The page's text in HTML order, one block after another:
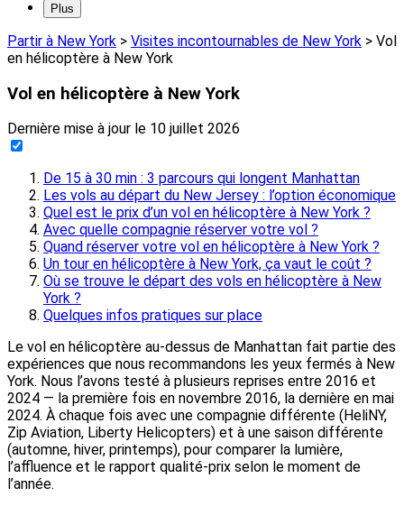
Plus
Partir à New York > Visites incontournables de New York > Vol
en hélicoptère à New York
Vol en hélicoptère à New York
Dernière mise à jour le 10 juillet 2026
De 15 à 30 min : 3 parcours qui longent Manhattan
Les vols au départ du New Jersey : l’option économique
Quel est le prix d’un vol en hélicoptère à New York ?
Avec quelle compagnie réserver votre vol ?
Quand réserver votre vol en hélicoptère à New York ?
Un tour en hélicoptère à New York, ça vaut le coût ?
Où se trouve le départ des vols en hélicoptère à New
York ?
Quelques infos pratiques sur place
Le vol en hélicoptère au-dessus de Manhattan fait partie des
expériences que nous recommandons les yeux fermés à New
York. Nous l’avons testé à plusieurs reprises entre 2016 et
2024 — la première fois en novembre 2016, la dernière en mai
2024. À chaque fois avec une compagnie différente (HeliNY,
Zip Aviation, Liberty Helicopters) et à une saison différente
(automne, hiver, printemps), pour comparer la lumière,
l’affluence et le rapport qualité-prix selon le moment de
l’année.